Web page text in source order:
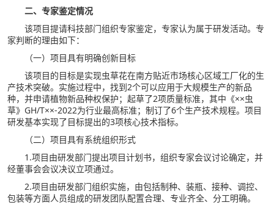
二、专家鉴定情况
该项目提请科技部门组织专家鉴定，专家认为属于研发活动。专
家判断的理由如下：
（一）项目具有明确创新目标
该项目的目标是实现虫草花在南方贴近市场核心区域工厂化的生
产技术突破。实施过程中，找到2个可以应用于大规模生产的新品
种，并申请植物新品种权保护；起草了2项质量标准，其中《××虫
草》GH/T××-2022为行业最高标准；制订了6个生产技术规程。项目
研发基本实现了目标提出的3项核心技术指标。
（二）项目具有系统组织形式
1.项目由研发部门提出项目计划书，组织专家会议讨论确定，并
经董事会会议决议立项通过。
2.项目由研发部门组织实施，由包括制种、装瓶、接种、调控、
包装等方面人员组成的研发团队配置合理、专业齐全、分工明确。